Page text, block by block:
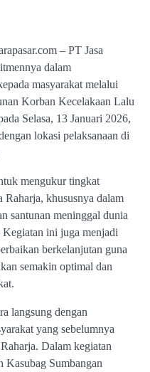
– PT Jasa
dalam
masyarakat melalui
Korban Kecelakaan Lalu
Selasa, 13 Januari 2026,
lokasi pelaksanaan di
mengukur tingkat
Raharja, khususnya dalam
santunan meninggal dunia
ini juga menjadi
berkelanjutan guna
semakin optimal dan
langsung dengan
yang sebelumnya
Dalam kegiatan
Kasubag Sumbangan